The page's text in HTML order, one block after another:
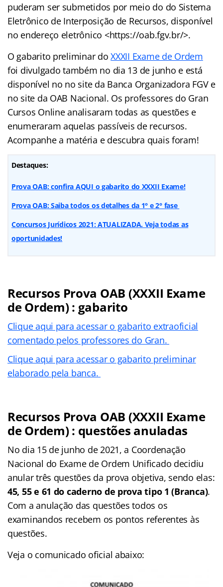
puderam ser submetidos por meio do do Sistema
Eletrônico de Interposição de Recursos, disponível
no endereço eletrônico <https://oab.fgv.br/>.
O gabarito preliminar doXXXII Exame de Ordem
foi divulgado também no dia 13 de junho e está
disponível no no site da Banca Organizadora FGV e
no site da OAB Nacional. Os professores do Gran
Cursos Online analisaram todas as questões e
enumeraram aquelas passíveis de recursos.
Acompanhe a matéria e descubra quais foram!
Destaques:
Prova OAB: confira AQUI o gabarito do XXXII Exame!
Prova OAB: Saiba todos os detalhes da 1° e 2° fase
Concursos Jurídicos 2021: ATUALIZADA. Veja todas as
oportunidades!
Recursos Prova OAB (XXXII Exame
de Ordem) : gabarito
Clique aqui para acessar o gabarito extraoficial
comentado pelos professores do Gran.
Clique aqui para acessar o gabarito preliminar
elaborado pela banca.
Recursos Prova OAB (XXXII Exame
de Ordem) : questões anuladas
No dia 15 de junho de 2021, a Coordenação
Nacional do Exame de Ordem Unificado decidiu
anular três questões da prova objetiva, sendo elas:
45, 55 e 61 do caderno de prova tipo 1 (Branca).
Com a anulação das questões todos os
examinandos recebem os pontos referentes às
questões.
Veja o comunicado oficial abaixo: